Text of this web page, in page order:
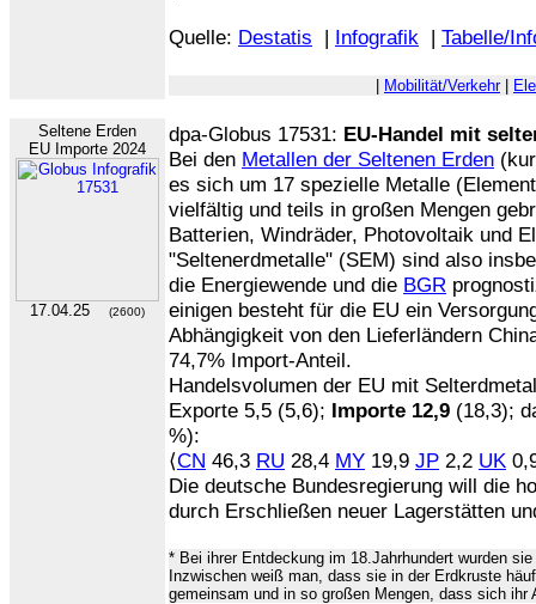
Quelle: Destatis | Infografik | Tabelle/
Mobilität/Verkehr|
Seltene Erden
EU Importe 2024
17.04.25 (2600)
dpa-Globus 17531: EU-Handel mit
Bei den Metallen der Seltenen Erden
es sich um 17 spezielle Metalle
vielfältig und teils in großen Mengen
Batterien, Windräder, Photovoltaik und
"Seltenerdmetalle" (SEM) sind also
die Energiewende und die BGR
einigen besteht für die EU ein
Abhängigkeit von den Lieferländern
74,7% Import-Anteil.
Handelsvolumen der EU mit
Exporte 5,5 (5,6); Importe 12,9 (18,3);
%):
⟨CN 46,3 RU 28,4 MY 19,9 JP 2,2 UK
Die deutsche Bundesregierung will die
durch Erschließen neuer Lagerstätten
* Bei ihrer Entdeckung im 18.Jahrhundert wurden
Inzwischen weiß man, dass sie in der Erdkruste
gemeinsam und in so großen Mengen, dass sich ihr